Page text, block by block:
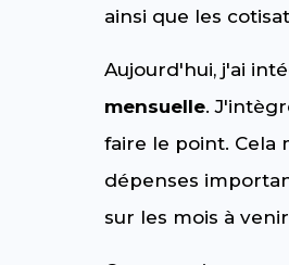
ainsi que les
Aujourd'hui, j'ai
mensuelle.
faire le point. Cela
dépenses
sur les mois à